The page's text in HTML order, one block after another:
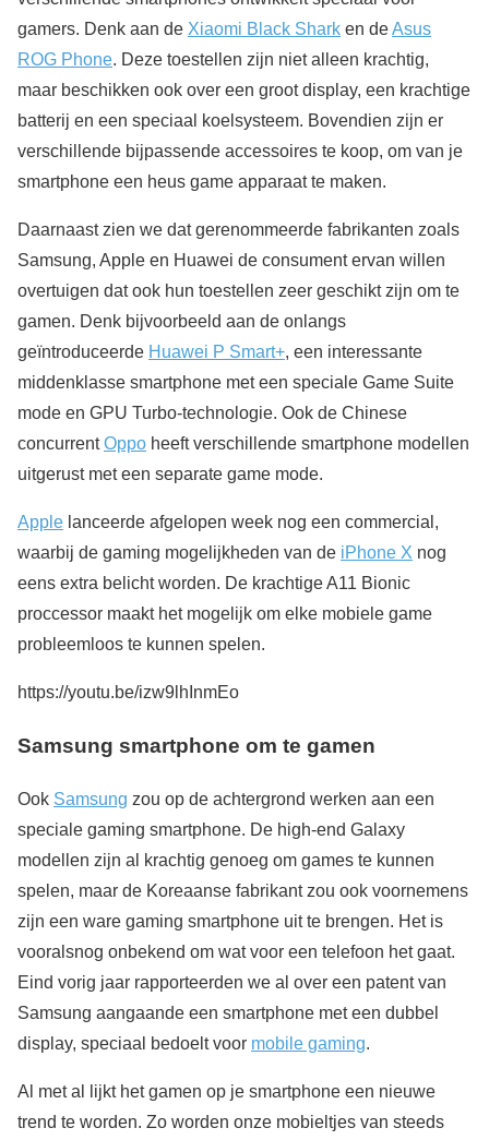
gamers. Denk aan de Xiaomi Black Shark en deAsus
ROG Phone. Deze toestellen zijn niet alleen krachtig,
maar beschikken ook over een groot display, een krachtige
batterij en een speciaal koelsysteem. Bovendien zijn er
verschillende bijpassende accessoires te koop, om van je
smartphone een heus game apparaat te maken.
Daarnaast zien we dat gerenommeerde fabrikanten zoals
Samsung, Apple en Huawei de consument ervan willen
overtuigen dat ook hun toestellen zeer geschikt zijn om te
gamen. Denk bijvoorbeeld aan de onlangs
geïntroduceerde Huawei P Smart+, een interessante
middenklasse smartphone met een speciale Game Suite
mode en GPU Turbo-technologie. Ook de Chinese
concurrentOppo heeft verschillende smartphone modellen
uitgerust met een separate game mode.
Apple lanceerde afgelopen week nog een commercial,
waarbij de gaming mogelijkheden van de iPhone X nog
eens extra belicht worden. De krachtige A11 Bionic
proccessor maakt het mogelijk om elke mobiele game
probleemloos te kunnen spelen.
https://youtu.be/izw9lhInmEo
Samsung smartphone om te gamen
Ook Samsung zou op de achtergrond werken aan een
speciale gaming smartphone. De high-end Galaxy
modellen zijn al krachtig genoeg om games te kunnen
spelen, maar de Koreaanse fabrikant zou ook voornemens
zijn een ware gaming smartphone uit te brengen. Het is
vooralsnog onbekend om wat voor een telefoon het gaat.
Eind vorig jaar rapporteerden we al over een patent van
Samsung aangaande een smartphone met een dubbel
display, speciaal bedoelt voor mobile gaming.
Al met al lijkt het gamen op je smartphone een nieuwe
trend te worden. Zo worden onze mobieltjes van steeds